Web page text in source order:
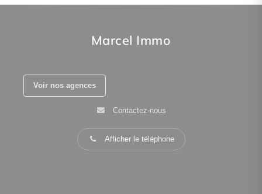
Marcel Immo
Voir nos agences
Contactez-nous
Afficher le téléphone